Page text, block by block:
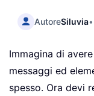
AutoreSiluvia•
Immagina di
messaggi ed
spesso. Ora devi